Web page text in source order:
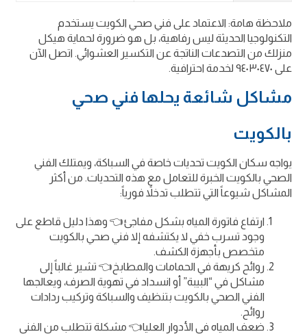
ملاحظة هامة: الاعتماد على فني صحي الكويت يستخدم
التكنولوجيا الحديثة ليس رفاهية، بل هو ضرورة لحماية هيكل
منزلك من التصدعات الناتجة عن التكسير العشوائي. اتصل الآن
على ٩٤٠٣٠٤٧٠ لخدمة احترافية.
مشاكل شائعة يحلها فني صحي
بالكويت
يواجه سكان الكويت تحديات خاصة في السباكة، ويمتلك الفني
الصحي بالكويت الخبرة للتعامل مع هذه التحديات. من أكثر
المشاكل شيوعاً التي تتطلب تدخلاً فورياً:
ارتفاع فاتورة المياه بشكل مفاجئ👈 وهذا دليل قاطع على
وجود تسرب خفي لا يكتشفه إلا فني صحي بالكويت
متخصص بأجهزة الكشف.
روائح كريهة في الحمامات والمطابخ👈 تشير غالباً إلى
مشاكل في “البيبة” أو انسداد في تهوية الصرف، ويعالجها
الفني الصحي بالكويت بتنظيف والسباكة وتركيب ردادات
روائح.
ضعف المياه في الأدوار العليا👈 مشكلة تتطلب من الفني